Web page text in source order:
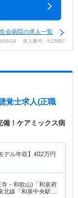
会病院の求人一覧
06/24 求人番号：512687
覚士求人(正職
備！ケアミックス病
デル年収】 402万円
寺－和歌山)「和泉府
北線「和泉中央駅」